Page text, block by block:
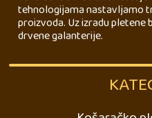
tehnologijama nastavljamo
proizvoda. Uz izradu
drvene galanterije.